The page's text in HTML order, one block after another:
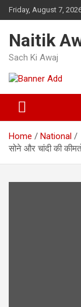
Skip
to
Friday, August 7,
Naitik
Sach Ki Awaj
Home
National
सोने और चांदी की